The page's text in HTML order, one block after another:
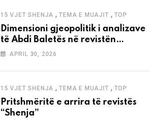
15 VJET SHENJA ,TEMA E MUAJIT , TOP
Dimensioni gjeopolitik i analizave
të Abdi Baletës në revistën
“Shenja”
APRIL 30, 2026
15 VJET SHENJA ,TEMA E MUAJIT , TOP
Pritshmëritë e arrira të revistës
“Shenja”